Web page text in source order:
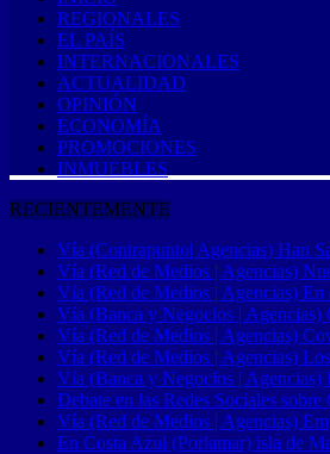
REGIONALES
EL PAÍS
INTERNACIONALES
ACTUALIDAD
OPINIÓN
ECONOMÍA
PROMOCIONES
INMUEBLES
RECIENTEMENTE
Vía (Contrapunto| Agencias) Han
Vía (Red de Medios | Agencias)
Vía (Red de Medios | Agencias) En
Vía (Banca y Negocios | Agencias)
Vía (Red de Medios | Agencias)
Vía (Red de Medios | Agencias)
Vía (Banca y Negocios | Agencias)
Debate en las Redes Sociales
Vía (Red de Medios | Agencias)
En Costa Azul (Porlamar) isla de